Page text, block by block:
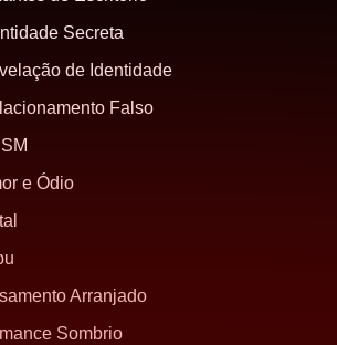
Secreta
de Identidade
Falso
e Ódio
Arranjado
Sombrio